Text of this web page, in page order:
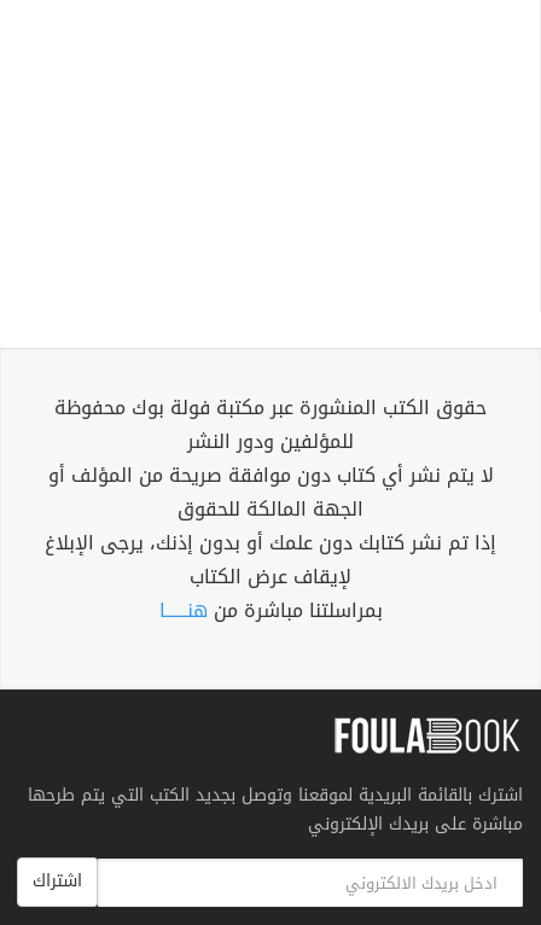
حقوق الكتب المنشورة عبر مكتبة فولة بوك محفوظة
للمؤلفين ودور النشر
لا يتم نشر أي كتاب دون موافقة صريحة من المؤلف أو
الجهة المالكة للحقوق
إذا تم نشر كتابك دون علمك أو بدون إذنك، يرجى الإبلاغ
لإيقاف عرض الكتاب
بمراسلتنا مباشرة من هنــــــا
اشترك بالقائمة البريدية لموقعنا وتوصل بجديد الكتب التي يتم طرحها
مباشرة على بريدك الإلكتروني
اشتراك